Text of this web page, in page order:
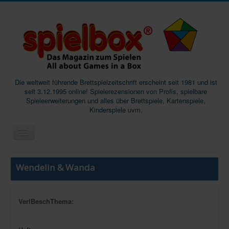
Die weltweit führende Brettspielzeitschrift erscheint seit 1981 und ist
seit 3.12.1995 online! Spielerezensionen von Profis, spielbare
Spieleerweiterungen und alles über Brettspiele, Kartenspiele,
Kinderspiele uvm.
Start
Wendelin & Wanda
VerlBeschThema: